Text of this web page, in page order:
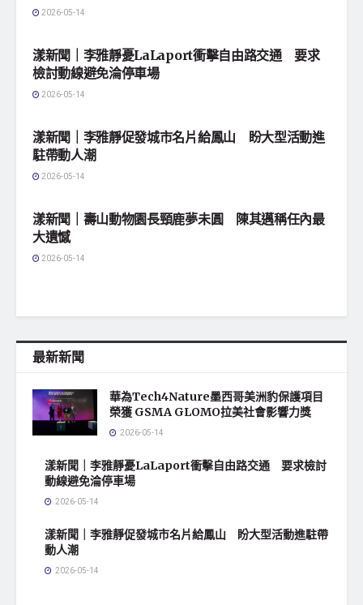
2026-05-14
漾新聞｜李雅靜憂LaLaport衝擊自由路交通 要求
檢討動線避免淪停車場
2026-05-14
漾新聞｜李雅靜促發城市名片給鳳山 盼大型活動進
駐帶動人潮
2026-05-14
漾新聞｜壽山動物園長頸鹿夢未圓 陳其邁稱任內最
大遺憾
2026-05-14
最新新聞
華為Tech4Nature墨西哥美洲豹保護項目
榮獲 GSMA GLOMO拉美社會影響力獎
2026-05-14
漾新聞｜李雅靜憂LaLaport衝擊自由路交通 要求檢討
動線避免淪停車場
2026-05-14
漾新聞｜李雅靜促發城市名片給鳳山 盼大型活動進駐帶
動人潮
2026-05-14